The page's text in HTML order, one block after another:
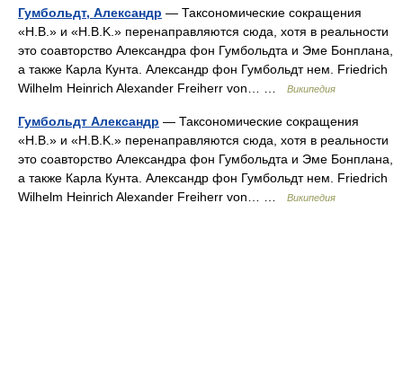
Гумбольдт, Александр — Таксономические сокращения
«H.B.» и «H.B.K.» перенаправляются сюда, хотя в реальности
это соавторство Александра фон Гумбольдта и Эме Бонплана,
а также Карла Кунта. Александр фон Гумбольдт нем. Friedrich
Wilhelm Heinrich Alexander Freiherr von… …
Википедия
Гумбольдт Александр — Таксономические сокращения
«H.B.» и «H.B.K.» перенаправляются сюда, хотя в реальности
это соавторство Александра фон Гумбольдта и Эме Бонплана,
а также Карла Кунта. Александр фон Гумбольдт нем. Friedrich
Wilhelm Heinrich Alexander Freiherr von… …
Википедия